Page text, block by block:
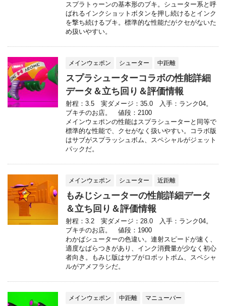
スプラトゥーンの基本形のブキ。シューター系と呼
ばれるインクショットボタンを押し続けるとインク
を撃ち続けるブキ。標準的な性能だがクセがないた
め扱いやすい。
メインウェポン シューター 中距離
スプラシューターコラボの性能詳細
データ＆立ち回り＆評価情報
射程：3.5 実ダメージ：35.0 入手：ランク04。
ブキチのお店。 値段：2100
メインウェポンの性能はスプラシューターと同等で
標準的な性能で、クセがなく扱いやすい。コラボ版
はサブがスプラッシュボム、スペシャルがジェット
パックだ。
メインウェポン シューター 近距離
もみじシューターの性能詳細データ
＆立ち回り＆評価情報
射程：3.2 実ダメージ：28.0 入手：ランク04。
ブキチのお店。 値段：1900
わかばシューターの色違い。連射スピードが速く、
適度なばらつきがあり、インク消費量が少なく初心
者向き。もみじ版はサブがロボットボム、スペシャ
ルがアメフラシだ。
メインウェポン 中距離 マニューバー